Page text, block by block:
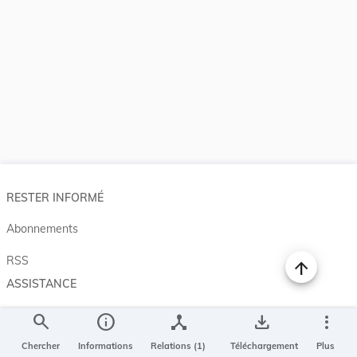
search
Chercher
info
Informations
device_hub
Relations (1)
save_alt
Téléchargement
more_vert
Plus
RESTER INFORMÉ
Abonnements
RSS
ASSISTANCE
Aide et à propos
Projet Casemates